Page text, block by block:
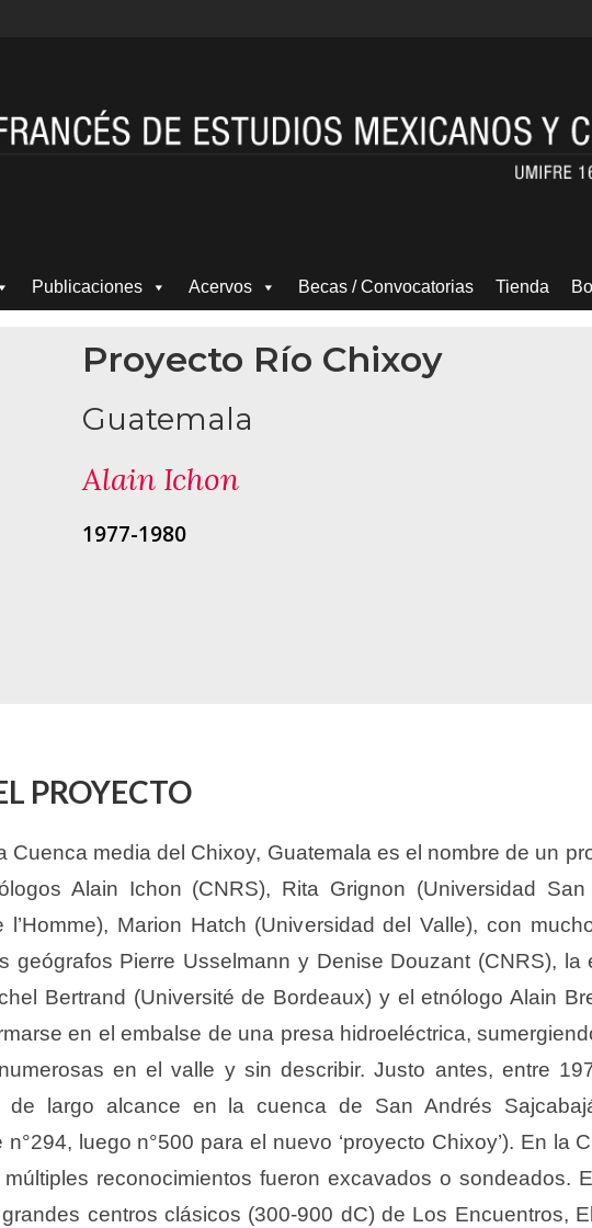
Publicaciones Acervos Becas / Convocatorias Tienda
Proyecto Río Chixoy
Guatemala
Alain Ichon
1977-1980
PROYECTO
Cuenca media del Chixoy, Guatemala es el nombre de un
Alain Ichon (CNRS), Rita Grignon (Universidad San
l’Homme), Marion Hatch (Universidad del Valle), con
geógrafos Pierre Usselmann y Denise Douzant (CNRS), la
Bertrand (Université de Bordeaux) y el etnólogo Alain
en el embalse de una presa hidroeléctrica,
en el valle y sin describir. Justo antes, entre
de largo alcance en la cuenca de San Andrés
luego n°500 para el nuevo ‘proyecto Chixoy’). En la
reconocimientos fueron excavados o sondeados.
centros clásicos (300-900 dC) de Los Encuentros,